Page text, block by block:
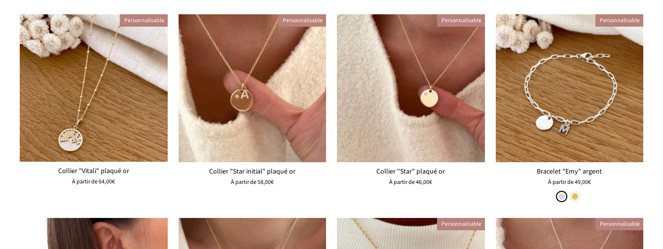
Personnalisable
Collier "Vitali" plaqué or
À partir de64,00€
Personnalisable
Collier "Star initial" plaqué or
À partir de58,00€
Personnalisable
Collier "Star" plaqué or
À partir de46,00€
Personnalisable
Bracelet "Emy" argent
À partir de49,00€
Personnalisable Personnalisable